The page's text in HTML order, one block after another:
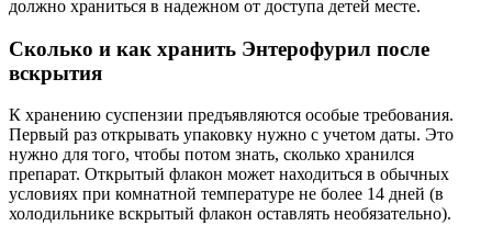
должно храниться в надежном от доступа детей месте.
Сколько и как хранить Энтерофурил после
вскрытия
К хранению суспензии предъявляются особые требования.
Первый раз открывать упаковку нужно с учетом даты. Это
нужно для того, чтобы потом знать, сколько хранился
препарат. Открытый флакон может находиться в обычных
условиях при комнатной температуре не более 14 дней (в
холодильнике вскрытый флакон оставлять необязательно).